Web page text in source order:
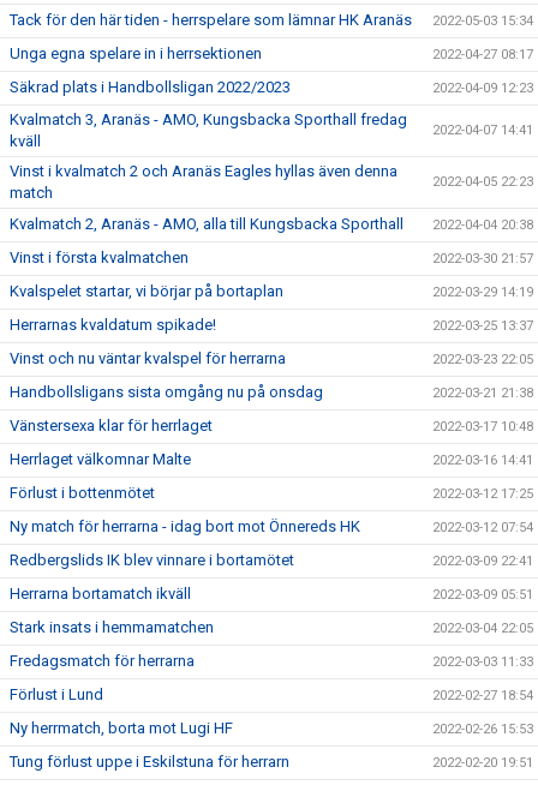
Tack för den här tiden - herrspelare som lämnar HK Aranäs 2022-05-03 15:34
Unga egna spelare in i herrsektionen 2022-04-27 08:17
Säkrad plats i Handbollsligan 2022/2023 2022-04-09 12:23
Kvalmatch 3, Aranäs - AMO, Kungsbacka Sporthall fredag
kväll
2022-04-07 14:41
Vinst i kvalmatch 2 och Aranäs Eagles hyllas även denna
match
2022-04-05 22:23
Kvalmatch 2, Aranäs - AMO, alla till Kungsbacka Sporthall 2022-04-04 20:38
Vinst i första kvalmatchen 2022-03-30 21:57
Kvalspelet startar, vi börjar på bortaplan 2022-03-29 14:19
Herrarnas kvaldatum spikade! 2022-03-25 13:37
Vinst och nu väntar kvalspel för herrarna 2022-03-23 22:05
Handbollsligans sista omgång nu på onsdag 2022-03-21 21:38
Vänstersexa klar för herrlaget 2022-03-17 10:48
Herrlaget välkomnar Malte 2022-03-16 14:41
Förlust i bottenmötet 2022-03-12 17:25
Ny match för herrarna - idag bort mot Önnereds HK 2022-03-12 07:54
Redbergslids IK blev vinnare i bortamötet 2022-03-09 22:41
Herrarna bortamatch ikväll 2022-03-09 05:51
Stark insats i hemmamatchen 2022-03-04 22:05
Fredagsmatch för herrarna 2022-03-03 11:33
Förlust i Lund 2022-02-27 18:54
Ny herrmatch, borta mot Lugi HF 2022-02-26 15:53
Tung förlust uppe i Eskilstuna för herrarn 2022-02-20 19:51